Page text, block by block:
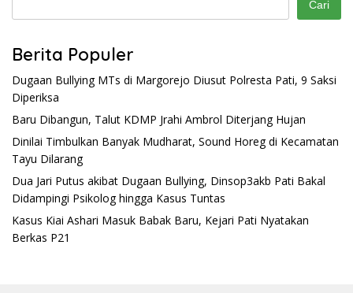
Cari
Berita Populer
Dugaan Bullying MTs di Margorejo Diusut Polresta Pati, 9 Saksi
Diperiksa
Baru Dibangun, Talut KDMP Jrahi Ambrol Diterjang Hujan
Dinilai Timbulkan Banyak Mudharat, Sound Horeg di Kecamatan
Tayu Dilarang
Dua Jari Putus akibat Dugaan Bullying, Dinsop3akb Pati Bakal
Didampingi Psikolog hingga Kasus Tuntas
Kasus Kiai Ashari Masuk Babak Baru, Kejari Pati Nyatakan
Berkas P21